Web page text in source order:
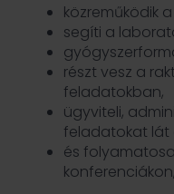
közreműködik
segíti a
részt vesz a
feladatokban,
ügyviteli,
feladatokat lát
és